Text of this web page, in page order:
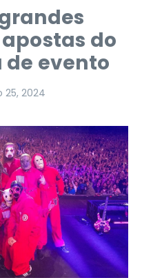
grandes
do
de evento
25, 2024